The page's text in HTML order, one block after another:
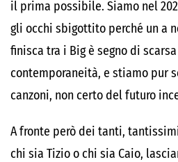
il prima possibile. Siamo nel
gli occhi sbigottito perché un a
finisca tra i Big è segno di
contemporaneità, e stiamo pur
canzoni, non certo del futuro
A fronte però dei tanti,
chi sia Tizio o chi sia Caio,